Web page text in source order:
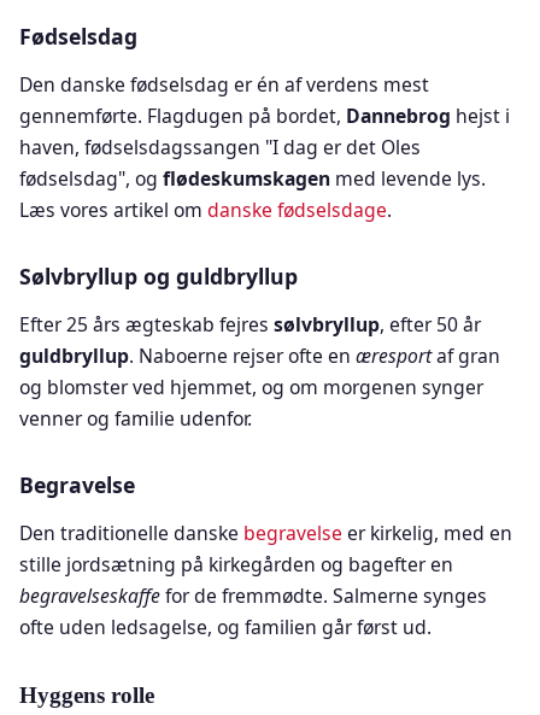
Fødselsdag
Den danske fødselsdag er én af verdens mest
gennemførte. Flagdugen på bordet, Dannebrog hejst i
haven, fødselsdagssangen "I dag er det Oles
fødselsdag", og flødeskumskagen med levende lys.
Læs vores artikel om danske fødselsdage.
Sølvbryllup og guldbryllup
Efter 25 års ægteskab fejres sølvbryllup, efter 50 år
guldbryllup. Naboerne rejser ofte en æresportaf gran
og blomster ved hjemmet, og om morgenen synger
venner og familie udenfor.
Begravelse
Den traditionelle danske begravelse er kirkelig, med en
stille jordsætning på kirkegården og bagefter en
begravelseskaffefor de fremmødte. Salmerne synges
ofte uden ledsagelse, og familien går først ud.
Hyggens rolle